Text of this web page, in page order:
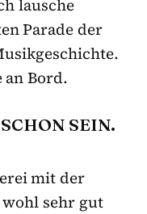
lausche
Parade der
an Bord.
SEIN.
mit der
sehr gut